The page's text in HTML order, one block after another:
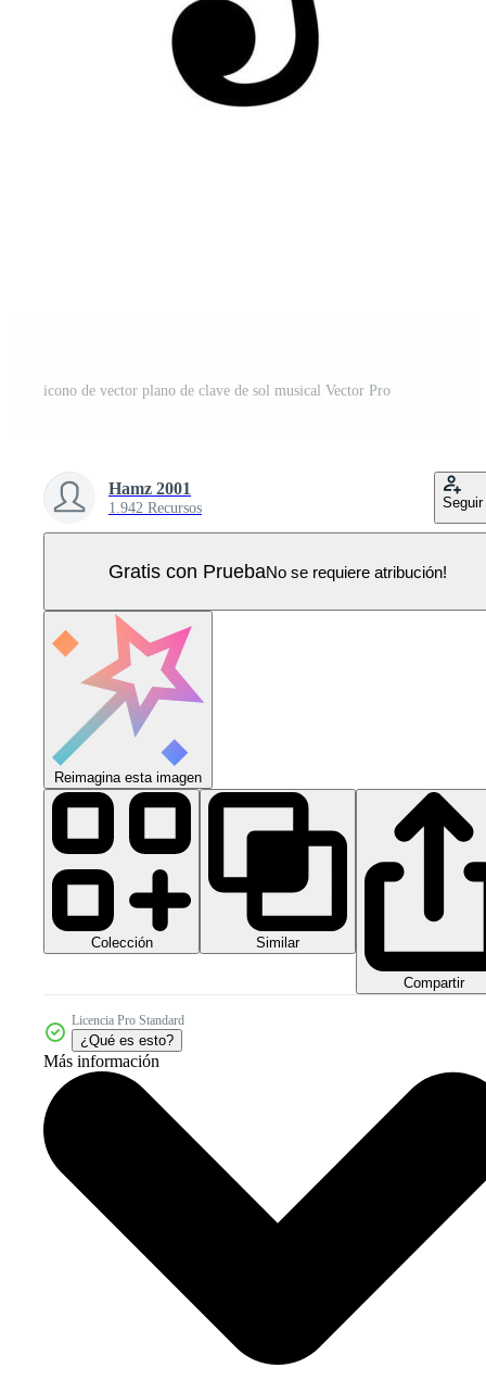
icono de vector plano de clave de sol musical Vector Pro
Hamz 2001
1.942 Recursos Seguir
Gratis con PruebaNo se requiere atribución!
Reimagina esta imagen
Colección Similar
Compartir
Licencia Pro Standard
¿Qué es esto?
Más información